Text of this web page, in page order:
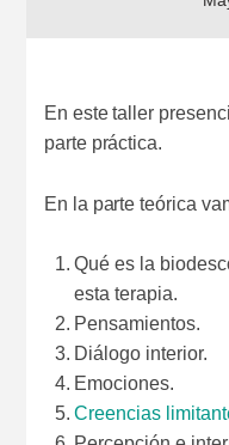
En este taller
parte práctica.
En la parte teórica
Qué es la
esta terapia.
Pensamientos.
Diálogo interior.
Emociones.
Creencias